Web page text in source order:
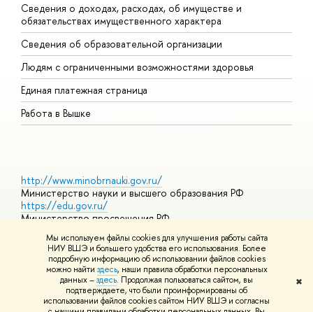
Мы используем файлы cookies для улучшения работы сайта
НИУ ВШЭ и большего удобства его использования. Более
подробную информацию об использовании файлов cookies
можно найти здесь, наши правила обработки персональных
данных –здесь. Продолжая пользоваться сайтом, вы
подтверждаете, что были проинформированы об
использовании файлов cookies сайтом НИУ ВШЭ и согласны
✖
Сведения о доходах, расходах, об имуществе и
обязательствах имущественного характера
Сведения об образовательной организации
Людям с ограниченными возможностями здоровья
Единая платежная страница
Работа в Вышке
http://www.minobrnauki.gov.ru/
Министерство науки и высшего образования РФ
https://edu.gov.ru/
Министерство просвещения РФ
https://elearning.hse.ru/mooc
Массовые открытые онлайн-курсы
© НИУ ВШЭ 1993–2026 Адреса и контактыУсловия
использования материалов Политика конфиденциальности